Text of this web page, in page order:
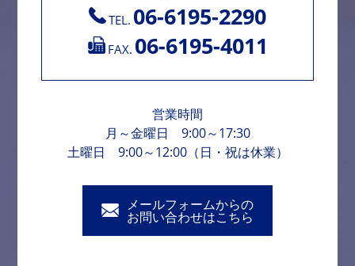
TEL. 06-6195-2290
FAX. 06-6195-4011
営業時間
月～金曜日 9:00～17:30
土曜日 9:00～12:00（日・祝は休業）
メールフォームからの
お問い合わせはこちら